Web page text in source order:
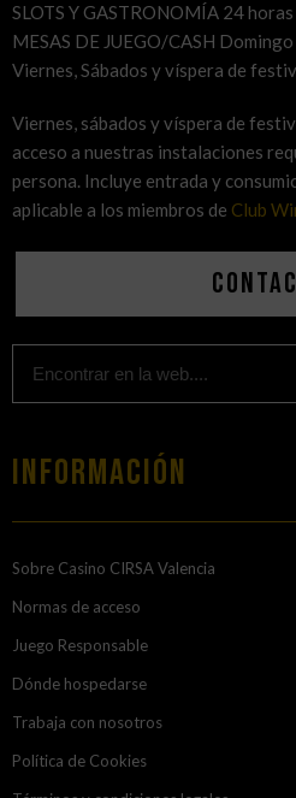
SLOTS Y GASTRONOMÍA 24
MESAS DE JUEGO/CASH
Viernes, Sábados y víspera de
Viernes, sábados y víspera de
acceso a nuestras instalaciones
persona. Incluye entrada y
aplicable a los miembros de Club
Información
Sobre Casino CIRSA Valencia
Normas de acceso
Juego Responsable
Dónde hospedarse
Trabaja con nosotros
Política de Cookies